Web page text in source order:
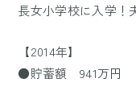
長女小学校に入学！
【2014年】
●貯蓄額 941万円